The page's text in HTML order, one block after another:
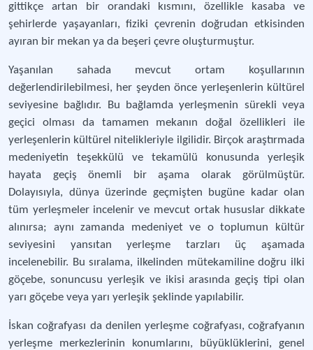
gittikçe artan bir orandaki kısmını, özellikle kasaba ve
şehirlerde yaşayanları, fiziki çevrenin doğrudan etkisinden
ayıran bir mekan ya da beşeri çevre oluşturmuştur.
Yaşanılan sahada mevcut ortam koşullarının
değerlendirilebilmesi, her şeyden önce yerleşenlerin kültürel
seviyesine bağlıdır. Bu bağlamda yerleşmenin sürekli veya
geçici olması da tamamen mekanın doğal özellikleri ile
yerleşenlerin kültürel nitelikleriyle ilgilidir. Birçok araştırmada
medeniyetin teşekkülü ve tekamülü konusunda yerleşik
hayata geçiş önemli bir aşama olarak görülmüştür.
Dolayısıyla, dünya üzerinde geçmişten bugüne kadar olan
tüm yerleşmeler incelenir ve mevcut ortak hususlar dikkate
alınırsa; aynı zamanda medeniyet ve o toplumun kültür
seviyesini yansıtan yerleşme tarzları üç aşamada
incelenebilir. Bu sıralama, ilkelinden mütekamiline doğru ilki
göçebe, sonuncusu yerleşik ve ikisi arasında geçiş tipi olan
yarı göçebe veya yarı yerleşik şeklinde yapılabilir.
İskan coğrafyası da denilen yerleşme coğrafyası, coğrafyanın
yerleşme merkezlerinin konumlarını, büyüklüklerini, genel